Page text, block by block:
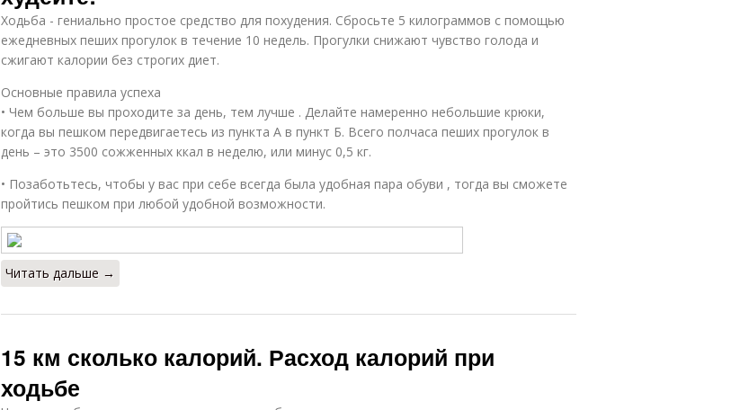
Ходьба - гениально простое средство для похудения. Сбросьте 5 килограммов с помощью
ежедневных пеших прогулок в течение 10 недель. Прогулки снижают чувство голода и
сжигают калории без строгих диет.
Основные правила успеха
• Чем больше вы проходите за день, тем лучше . Делайте намеренно небольшие крюки,
когда вы пешком передвигаетесь из пункта А в пункт Б. Всего полчаса пеших прогулок в
день – это 3500 сожженных ккал в неделю, или минус 0,5 кг.
• Позаботьтесь, чтобы у вас при себе всегда была удобная пара обуви , тогда вы сможете
пройтись пешком при любой удобной возможности.
Читать дальше →
15 км сколько калорий. Расход калорий при
ходьбе